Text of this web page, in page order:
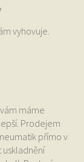
vyhovuje.
máme
Prodejem
přímo v
uskladnění